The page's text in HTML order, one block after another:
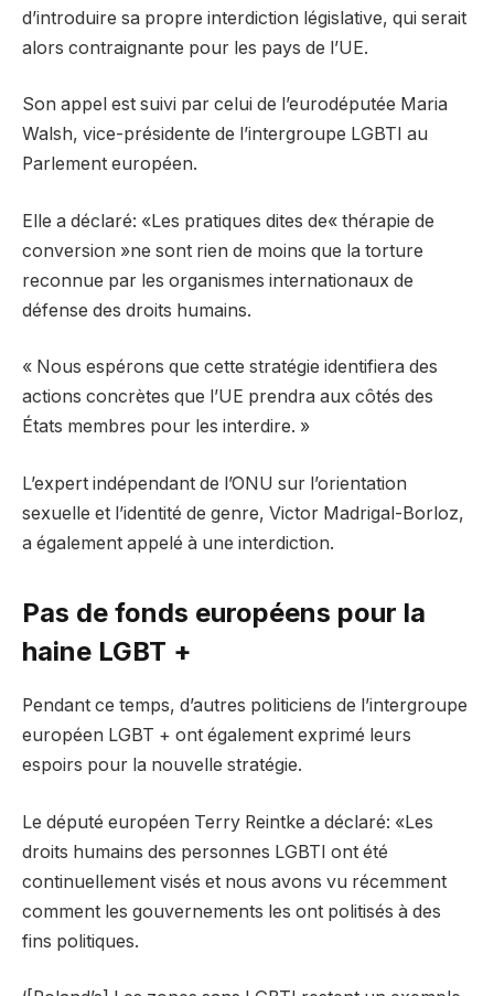
d’introduire sa propre interdiction législative, qui serait
alors contraignante pour les pays de l’UE.
Son appel est suivi par celui de l’eurodéputée Maria
Walsh, vice-présidente de l’intergroupe LGBTI au
Parlement européen.
Elle a déclaré: «Les pratiques dites de« thérapie de
conversion »ne sont rien de moins que la torture
reconnue par les organismes internationaux de
défense des droits humains.
« Nous espérons que cette stratégie identifiera des
actions concrètes que l’UE prendra aux côtés des
États membres pour les interdire. »
L’expert indépendant de l’ONU sur l’orientation
sexuelle et l’identité de genre, Victor Madrigal-Borloz,
a également appelé à une interdiction.
Pas de fonds européens pour la
haine LGBT +
Pendant ce temps, d’autres politiciens de l’intergroupe
européen LGBT + ont également exprimé leurs
espoirs pour la nouvelle stratégie.
Le député européen Terry Reintke a déclaré: «Les
droits humains des personnes LGBTI ont été
continuellement visés et nous avons vu récemment
comment les gouvernements les ont politisés à des
fins politiques.